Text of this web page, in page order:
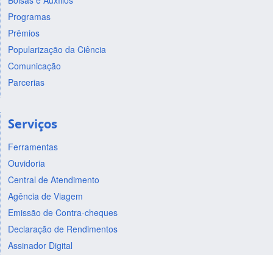
Programas
Prêmios
Popularização da Ciência
Comunicação
Parcerias
Serviços
Ferramentas
Ouvidoria
Central de Atendimento
Agência de Viagem
Emissão de Contra-cheques
Declaração de Rendimentos
Assinador Digital